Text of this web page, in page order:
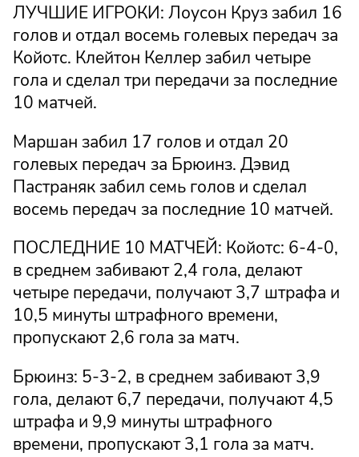
ЛУЧШИЕ ИГРОКИ: Лоусон Круз забил 16
голов и отдал восемь голевых передач за
Койотс. Клейтон Келлер забил четыре
гола и сделал три передачи за последние
10 матчей.
Маршан забил 17 голов и отдал 20
голевых передач за Брюинз. Дэвид
Пастраняк забил семь голов и сделал
восемь передач за последние 10 матчей.
ПОСЛЕДНИЕ 10 МАТЧЕЙ: Койотс: 6-4-0,
в среднем забивают 2,4 гола, делают
четыре передачи, получают 3,7 штрафа и
10,5 минуты штрафного времени,
пропускают 2,6 гола за матч.
Брюинз: 5-3-2, в среднем забивают 3,9
гола, делают 6,7 передачи, получают 4,5
штрафа и 9,9 минуты штрафного
времени, пропускают 3,1 гола за матч.